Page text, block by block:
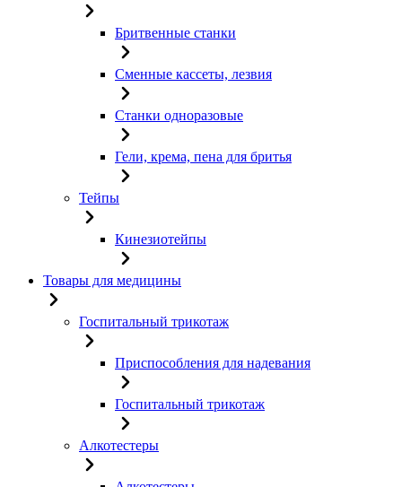
Бритвенные станки
Сменные кассеты, лезвия
Станки одноразовые
Гели, крема, пена для бритья
Тейпы
Кинезиотейпы
Товары для медицины
Госпитальный трикотаж
Приспособления для надевания
Госпитальный трикотаж
Алкотестеры